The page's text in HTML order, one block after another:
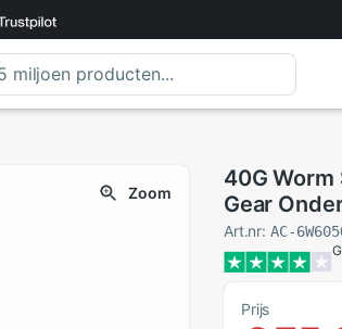
Zoom
40G
Gear
Wing Rc
Art.nr:AC-
Prijs